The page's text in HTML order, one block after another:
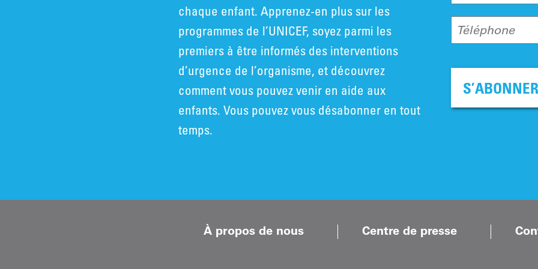
chaque enfant. Apprenez-en plus sur les
programmes de l’UNICEF, soyez parmi les
premiers à être informés des interventions
d’urgence de l’organisme, et découvrez
comment vous pouvez venir en aide aux
enfants. Vous pouvez vous désabonner en tout
temps.
Téléphone
S’ABONNER
À propos de nous Centre de presse